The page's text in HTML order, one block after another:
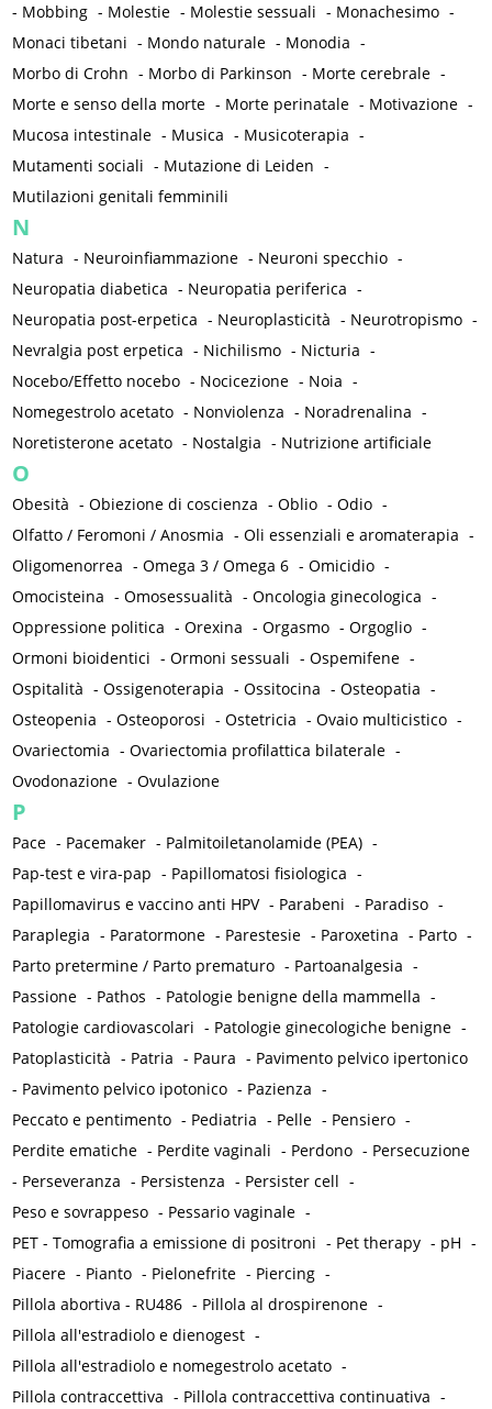
- Mobbing - Molestie - Molestie sessuali - Monachesimo -
Monaci tibetani - Mondo naturale - Monodia -
Morbo di Crohn - Morbo di Parkinson - Morte cerebrale -
Morte e senso della morte - Morte perinatale - Motivazione -
Mucosa intestinale - Musica - Musicoterapia -
Mutamenti sociali - Mutazione di Leiden -
Mutilazioni genitali femminili
N
Natura - Neuroinfiammazione - Neuroni specchio -
Neuropatia diabetica - Neuropatia periferica -
Neuropatia post-erpetica - Neuroplasticità - Neurotropismo -
Nevralgia post erpetica - Nichilismo - Nicturia -
Nocebo/Effetto nocebo - Nocicezione - Noia -
Nomegestrolo acetato - Nonviolenza - Noradrenalina -
Noretisterone acetato - Nostalgia - Nutrizione artificiale
O
Obesità -Obiezione di coscienza -Oblio -Odio -
Olfatto / Feromoni / Anosmia -Oli essenziali e aromaterapia -
Oligomenorrea -Omega 3 / Omega 6 -Omicidio -
Omocisteina -Omosessualità -Oncologia ginecologica -
Oppressione politica -Orexina -Orgasmo -Orgoglio -
Ormoni bioidentici -Ormoni sessuali -Ospemifene -
Ospitalità -Ossigenoterapia -Ossitocina -Osteopatia -
Osteopenia -Osteoporosi -Ostetricia -Ovaio multicistico -
Ovariectomia -Ovariectomia profilattica bilaterale -
Ovodonazione -Ovulazione
P
Pace - Pacemaker - Palmitoiletanolamide (PEA) -
Pap-test e vira-pap - Papillomatosi fisiologica -
Papillomavirus e vaccino anti HPV - Parabeni - Paradiso -
Paraplegia - Paratormone - Parestesie - Paroxetina - Parto -
Parto pretermine / Parto prematuro - Partoanalgesia -
Passione - Pathos - Patologie benigne della mammella -
Patologie cardiovascolari - Patologie ginecologiche benigne -
Patoplasticità - Patria - Paura - Pavimento pelvico ipertonico
- Pavimento pelvico ipotonico - Pazienza -
Peccato e pentimento - Pediatria - Pelle - Pensiero -
Perdite ematiche - Perdite vaginali - Perdono - Persecuzione
- Perseveranza - Persistenza - Persister cell -
Peso e sovrappeso - Pessario vaginale -
PET - Tomografia a emissione di positroni - Pet therapy - pH -
Piacere - Pianto - Pielonefrite - Piercing -
Pillola abortiva - RU486 - Pillola al drospirenone -
Pillola all'estradiolo e dienogest -
Pillola all'estradiolo e nomegestrolo acetato -
Pillola contraccettiva - Pillola contraccettiva continuativa -